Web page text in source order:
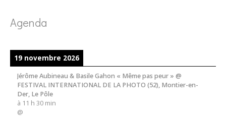
Agenda
19 novembre 2026
Jérôme Aubineau & Basile Gahon « Même pas peur » @
FESTIVAL INTERNATIONAL DE LA PHOTO (52), Montier-en-
Der, Le Pôle
à 11 h 30 min
@